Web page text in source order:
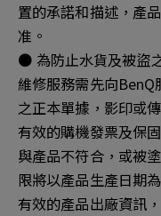
置的承諾和描述，產
准。
● 為防止水貨及被盜
維修服務需先向
之正本單據，影印或
有效的購機發票及保
與產品不符合，或被
限將以產品生產日期
有效的產品出廠資訊